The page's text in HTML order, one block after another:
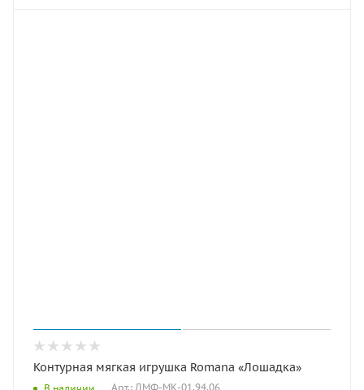
Контурная мягкая игрушка Romana «Лошадка»
Арт.: ДМФ-МК-01.94.06